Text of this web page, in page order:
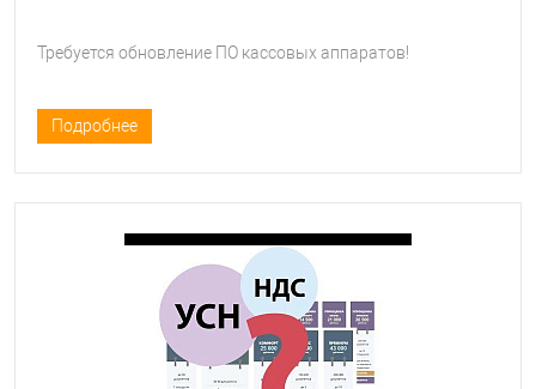
Требуется обновление ПО кассовых аппаратов!
Подробнее